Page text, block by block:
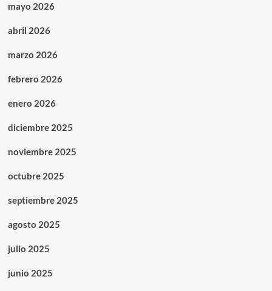
mayo 2026
abril 2026
marzo 2026
febrero 2026
enero 2026
diciembre 2025
noviembre 2025
octubre 2025
septiembre 2025
agosto 2025
julio 2025
junio 2025